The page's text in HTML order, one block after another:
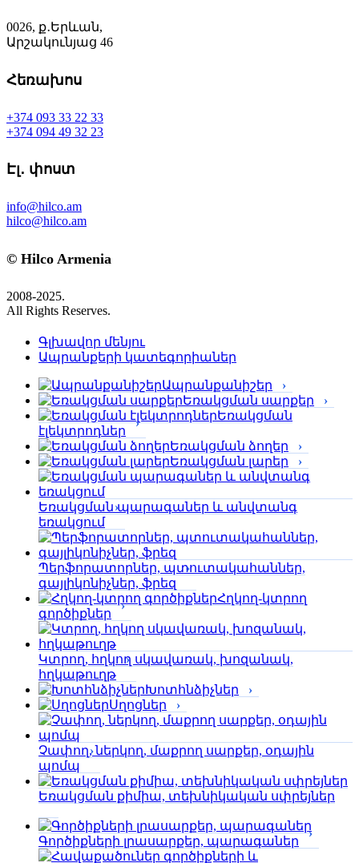
0026, ք․Երևան,
Արշակունյաց 46
Հեռախոս
+374 093 33 22 33
+374 094 49 32 23
Էլ․ փոստ
info@hilco.am
hilco@hilco.am
© Hilco Armenia
2008-2025.
All Rights Reserves.
Գլխավոր մենյու
Ապրանքերի կատեգորիաներ
Ապրանքանիշեր
Եռակցման սարքեր
Եռակցման
էլեկտրոդներ
Եռակցման ձողեր
Եռակցման լարեր
Եռակցման պարագաներ և անվտանգ
եռակցում
Պերֆորա­տորներ, պտուտակահաններ,
գայլիկոնիչներ, ֆրեզ
Հղկող-կտրող
գործիքներ
Կտրող, հղկող սկավառակ, խոզանակ,
հղկաթուղթ
Խոտհնձիչներ
Սղոցներ
Չափող, ներկող, մաքրող սարքեր, օդային
պոմպ
Եռակցման քիմիա, տեխնիկական սփրեյներ
Գործիքների լրասարքեր, պարագաներ